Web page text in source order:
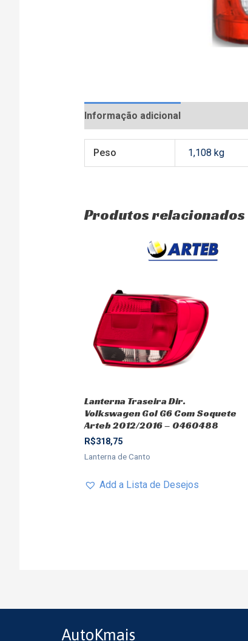
Informação adicional
Peso 1,108 kg
Produtos relacionados
Lanterna Traseira Dir.
Volkswagen Gol G6 Com Soquete
Arteb 2012/2016 – 0460488
R$318,75
Lanterna de Canto
Add a Lista de Desejos
AutoKmais